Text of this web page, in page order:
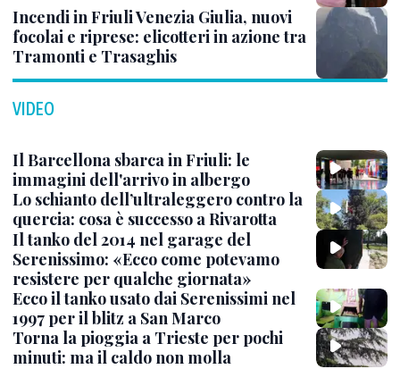
Incendi in Friuli Venezia Giulia, nuovi
focolai e riprese: elicotteri in azione tra
Tramonti e Trasaghis
VIDEO
Il Barcellona sbarca in Friuli: le
immagini dell'arrivo in albergo
Lo schianto dell’ultraleggero contro la
quercia: cosa è successo a Rivarotta
Il tanko del 2014 nel garage del
Serenissimo: «Ecco come potevamo
resistere per qualche giornata»
Ecco il tanko usato dai Serenissimi nel
1997 per il blitz a San Marco
Torna la pioggia a Trieste per pochi
minuti: ma il caldo non molla